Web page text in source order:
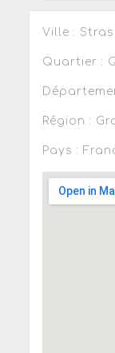
Ville :
Quartier :
Région :
Pays :